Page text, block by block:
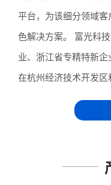
平台，为该细分领域
色解决方案。 富光科
业、浙江省专精特新企
在杭州经济技术开发